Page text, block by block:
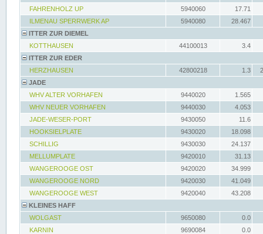
FAHRENHOLZ UP
5940060
17.71
ILMENAU SPERRWERK AP
5940080
28.467
ITTER ZUR DIEMEL
KOTTHAUSEN
44100013
3.4
ITTER ZUR EDER
HERZHAUSEN
42800218 1.3
JADE
WHV ALTER VORHAFEN
9440020
1.565
WHV NEUER VORHAFEN
9440030
4.053
JADE-WESER-PORT
9430050
11.6
HOOKSIELPLATE
9430020
18.098
SCHILLIG
9430030
24.137
MELLUMPLATE
9420010
31.13
WANGEROOGE OST
9420020
34.999
WANGEROOGE NORD
9420030
41.049
WANGEROOGE WEST
9420040
43.208
KLEINES HAFF
WOLGAST
9650080
0.0
KARNIN
9690084
0.0